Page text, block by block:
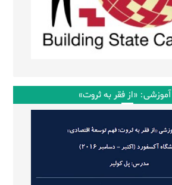
آموزشی: «از فقر به ثروت»